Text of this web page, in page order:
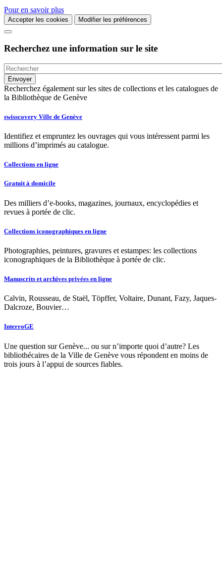
Pour en savoir plus
Accepter les cookies Modifier les préférences
Recherchez une information sur le site
Recherchez également sur les sites de collections et les catalogues de
la Bibliothèque de Genève
swisscovery Ville de Genève
Identifiez et empruntez les ouvrages qui vous intéressent parmi les
millions d’imprimés au catalogue.
Collections en ligne
Gratuit à domicile
Des milliers d’e-books, magazines, journaux, encyclopédies et
revues à portée de clic.
Collections iconographiques en ligne
Photographies, peintures, gravures et estampes: les collections
iconographiques de la Bibliothèque à portée de clic.
Manuscrits et archives privées en ligne
Calvin, Rousseau, de Staël, Töpffer, Voltaire, Dunant, Fazy, Jaques-
Dalcroze, Bouvier…
InterroGE
Une question sur Genève... ou sur n’importe quoi d’autre? Les
bibliothécaires de la Ville de Genève vous répondent en moins de
trois jours à l’appui de sources fiables.